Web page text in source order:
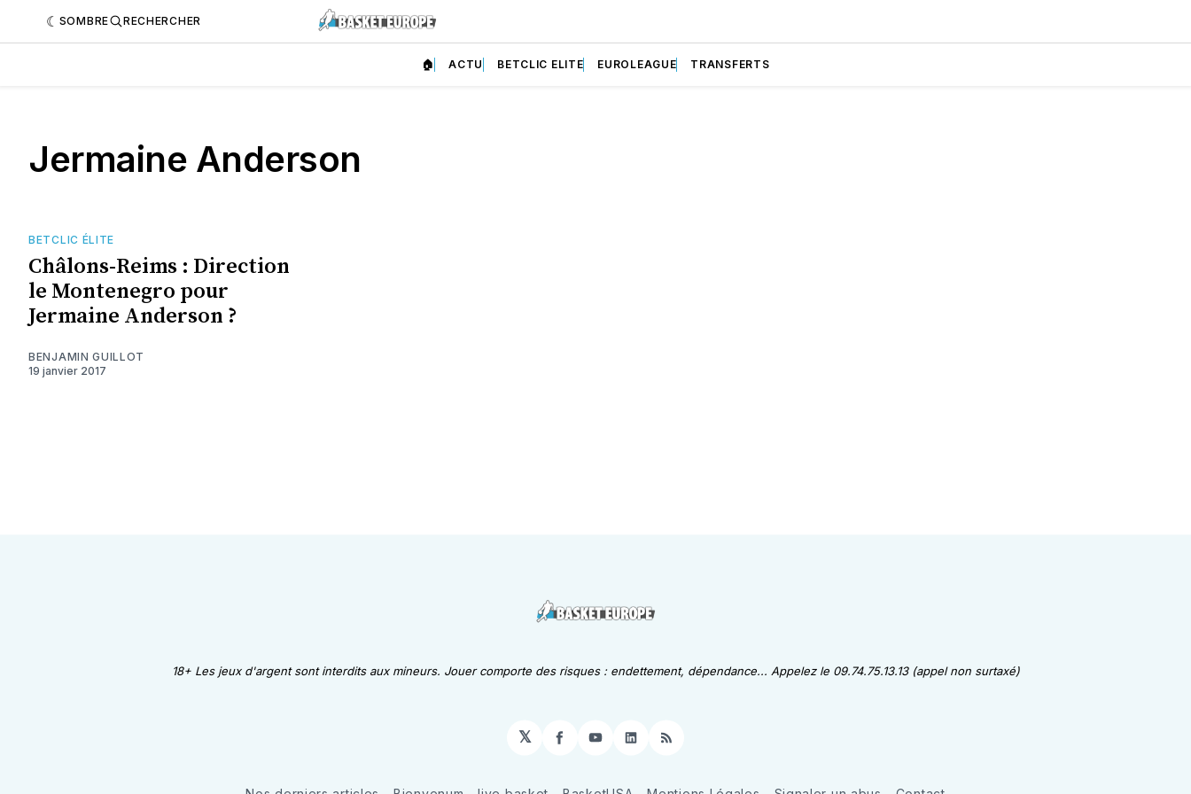
SOMBRE RECHERCHER
🏠 ACTU BETCLIC ELITE EUROLEAGUE TRANSFERTS
Jermaine Anderson
BETCLIC ÉLITE
Châlons-Reims : Direction
le Montenegro pour
Jermaine Anderson ?
BENJAMIN GUILLOT
19 janvier 2017
18+ Les jeux d'argent sont interdits aux mineurs. Jouer comporte des risques : endettement, dépendance... Appelez le 09.74.75.13.13 (appel non surtaxé)
𝕏 Facebook
YouTube
LinkedIn
RSS